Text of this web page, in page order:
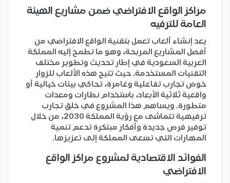
مراكز الواقع الافتراضي ضمن مشاريع الهيئة
العامة للترفيه
يعد إنشاء ألعاب تعمل بتقنية الواقع الافتراضي من
أفضل المشاريع المربحة، وهو ما تطمح إليه المملكة
العربية السعودية في إطار تحديث وتطوير مختلف
التقنيات المستخدمة. حيث تتيح هذه الألعاب للزوار
خوض تجارب تفاعلية وغامرة، تحاكي بيئات خيالية أو
واقعية ثلاثية الأبعاد، باستخدام نظارات ومعدات
متطورة. ويساهم هذا المشروع في خلق تجارب
ترفيهية تتماشى مع رؤية المملكة 2030، من خلال
توفير فرص جديدة وأفكار مبتكرة تدعم تنمية
المهارات التي تسعى المملكة إلى تعزيزها.
الفوائد الاقتصادية لمشروع مراكز الواقع
الافتراضي